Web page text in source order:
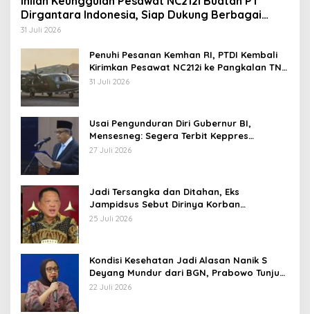
Dirgantara Indonesia, Siap Dukung Berbagai
Operasi TNI
31 Juli 2026
Penuhi Pesanan Kemhan RI, PTDI Kembali
Kirimkan Pesawat NC212i ke Pangkalan TNI
AU
31 Juli 2026
Usai Pengunduran Diri Gubernur BI,
Mensesneg: Segera Terbit Keppres
Pemberhentian dengan Hormat
27 Juli 2026
Jadi Tersangka dan Ditahan, Eks
Jampidsus Sebut Dirinya Korban
Kriminalisasi
25 Juli 2026
Kondisi Kesehatan Jadi Alasan Nanik S
Deyang Mundur dari BGN, Prabowo Tunjuk
Wamentan Sudaryono
22 Juli 2026